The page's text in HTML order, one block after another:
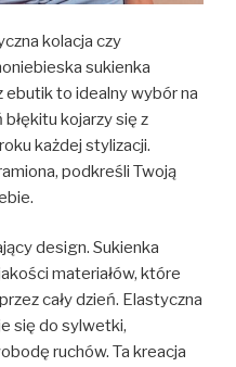
kolacja czy
sukienka
ebutik to idealny wybór na
kojarzy się z
każdej stylizacji.
podkreśli Twoją
design. Sukienka
materiałów, które
cały dzień. Elastyczna
się do sylwetki,
ruchów. Ta kreacja